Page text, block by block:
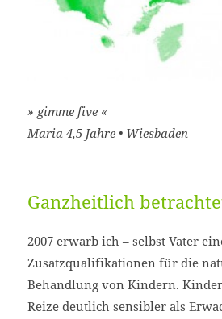
» gimme five «
Maria 4,5 Jahre • Wiesbaden
Ganzheitlich
2007 erwarb ich – selbst Vater
Zusatzqualifikationen für die
Behandlung von Kindern.
Reize deutlich sensibler als